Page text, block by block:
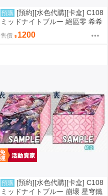
預購 [預約][水色代購][卡盒] C108
ミッドナイトブルー 絕區零 希希
售價 1200
預購 [預約][水色代購][卡盒] C108
ミッドナイトブルー 崩壞 星穹鐵